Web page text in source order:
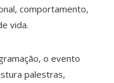
comportamento,
vida.
o evento
palestras,